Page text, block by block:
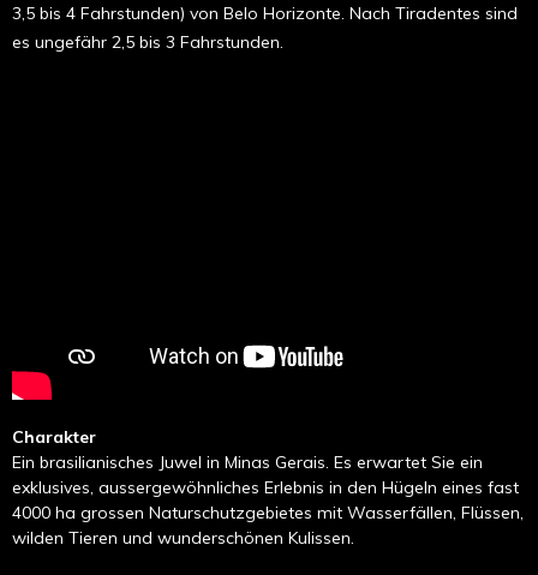
3,5 bis 4 Fahrstunden) von Belo Horizonte. Nach Tiradentes sind
es ungefähr 2,5 bis 3 Fahrstunden.
Charakter
Ein brasilianisches Juwel in Minas Gerais. Es erwartet Sie ein
exklusives, aussergewöhnliches Erlebnis in den Hügeln eines fast
4000 ha grossen Naturschutzgebietes mit Wasserfällen, Flüssen,
wilden Tieren und wunderschönen Kulissen.